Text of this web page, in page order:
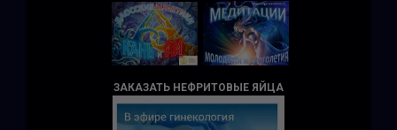
ЗАКАЗАТЬ НЕФРИТОВЫЕ ЯЙЦА